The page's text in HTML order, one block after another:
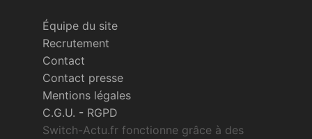
Équipe du site
Recrutement
Contact
Contact presse
Mentions légales
C.G.U. - RGPD
Switch-Actu.fr fonctionne grâce à des